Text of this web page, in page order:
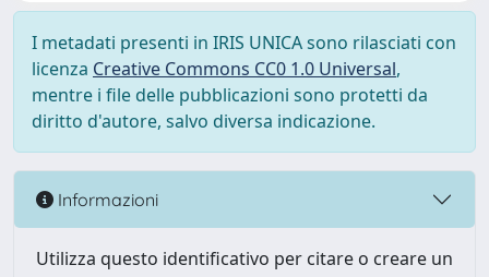
I metadati presenti in IRIS UNICA sono rilasciati con
licenza Creative Commons CC0 1.0 Universal,
mentre i file delle pubblicazioni sono protetti da
diritto d'autore, salvo diversa indicazione.
Informazioni
Utilizza questo identificativo per citare o creare un